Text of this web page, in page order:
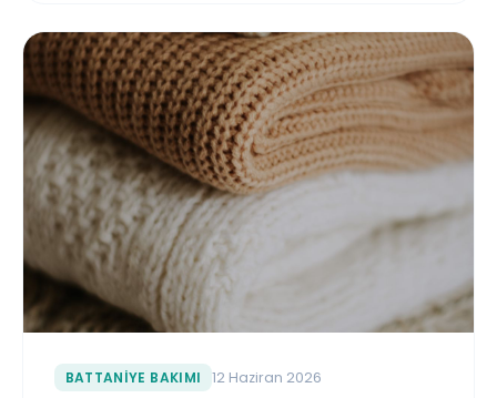
BATTANIYE BAKIMI 12 Haziran 2026